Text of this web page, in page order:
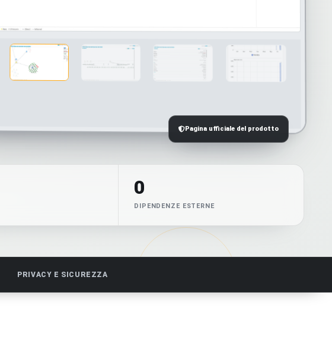
Pagina ufficiale del prodotto
0
DIPENDENZE ESTERNE
PRIVACY E SICUREZZA